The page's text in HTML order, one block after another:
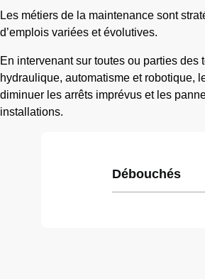
Les métiers de la maintenance sont
d’emplois variées et évolutives.
En intervenant sur toutes ou parties
hydraulique, automatisme et robotique,
diminuer les arrêts imprévus et les
installations.
Débouchés